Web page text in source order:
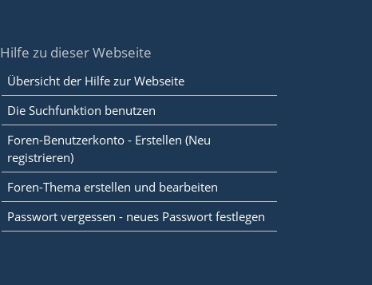
Hilfe zu dieser Webseite
Übersicht der Hilfe zur Webseite
Die Suchfunktion benutzen
Foren-Benutzerkonto - Erstellen (Neu
registrieren)
Foren-Thema erstellen und bearbeiten
Passwort vergessen - neues Passwort festlegen